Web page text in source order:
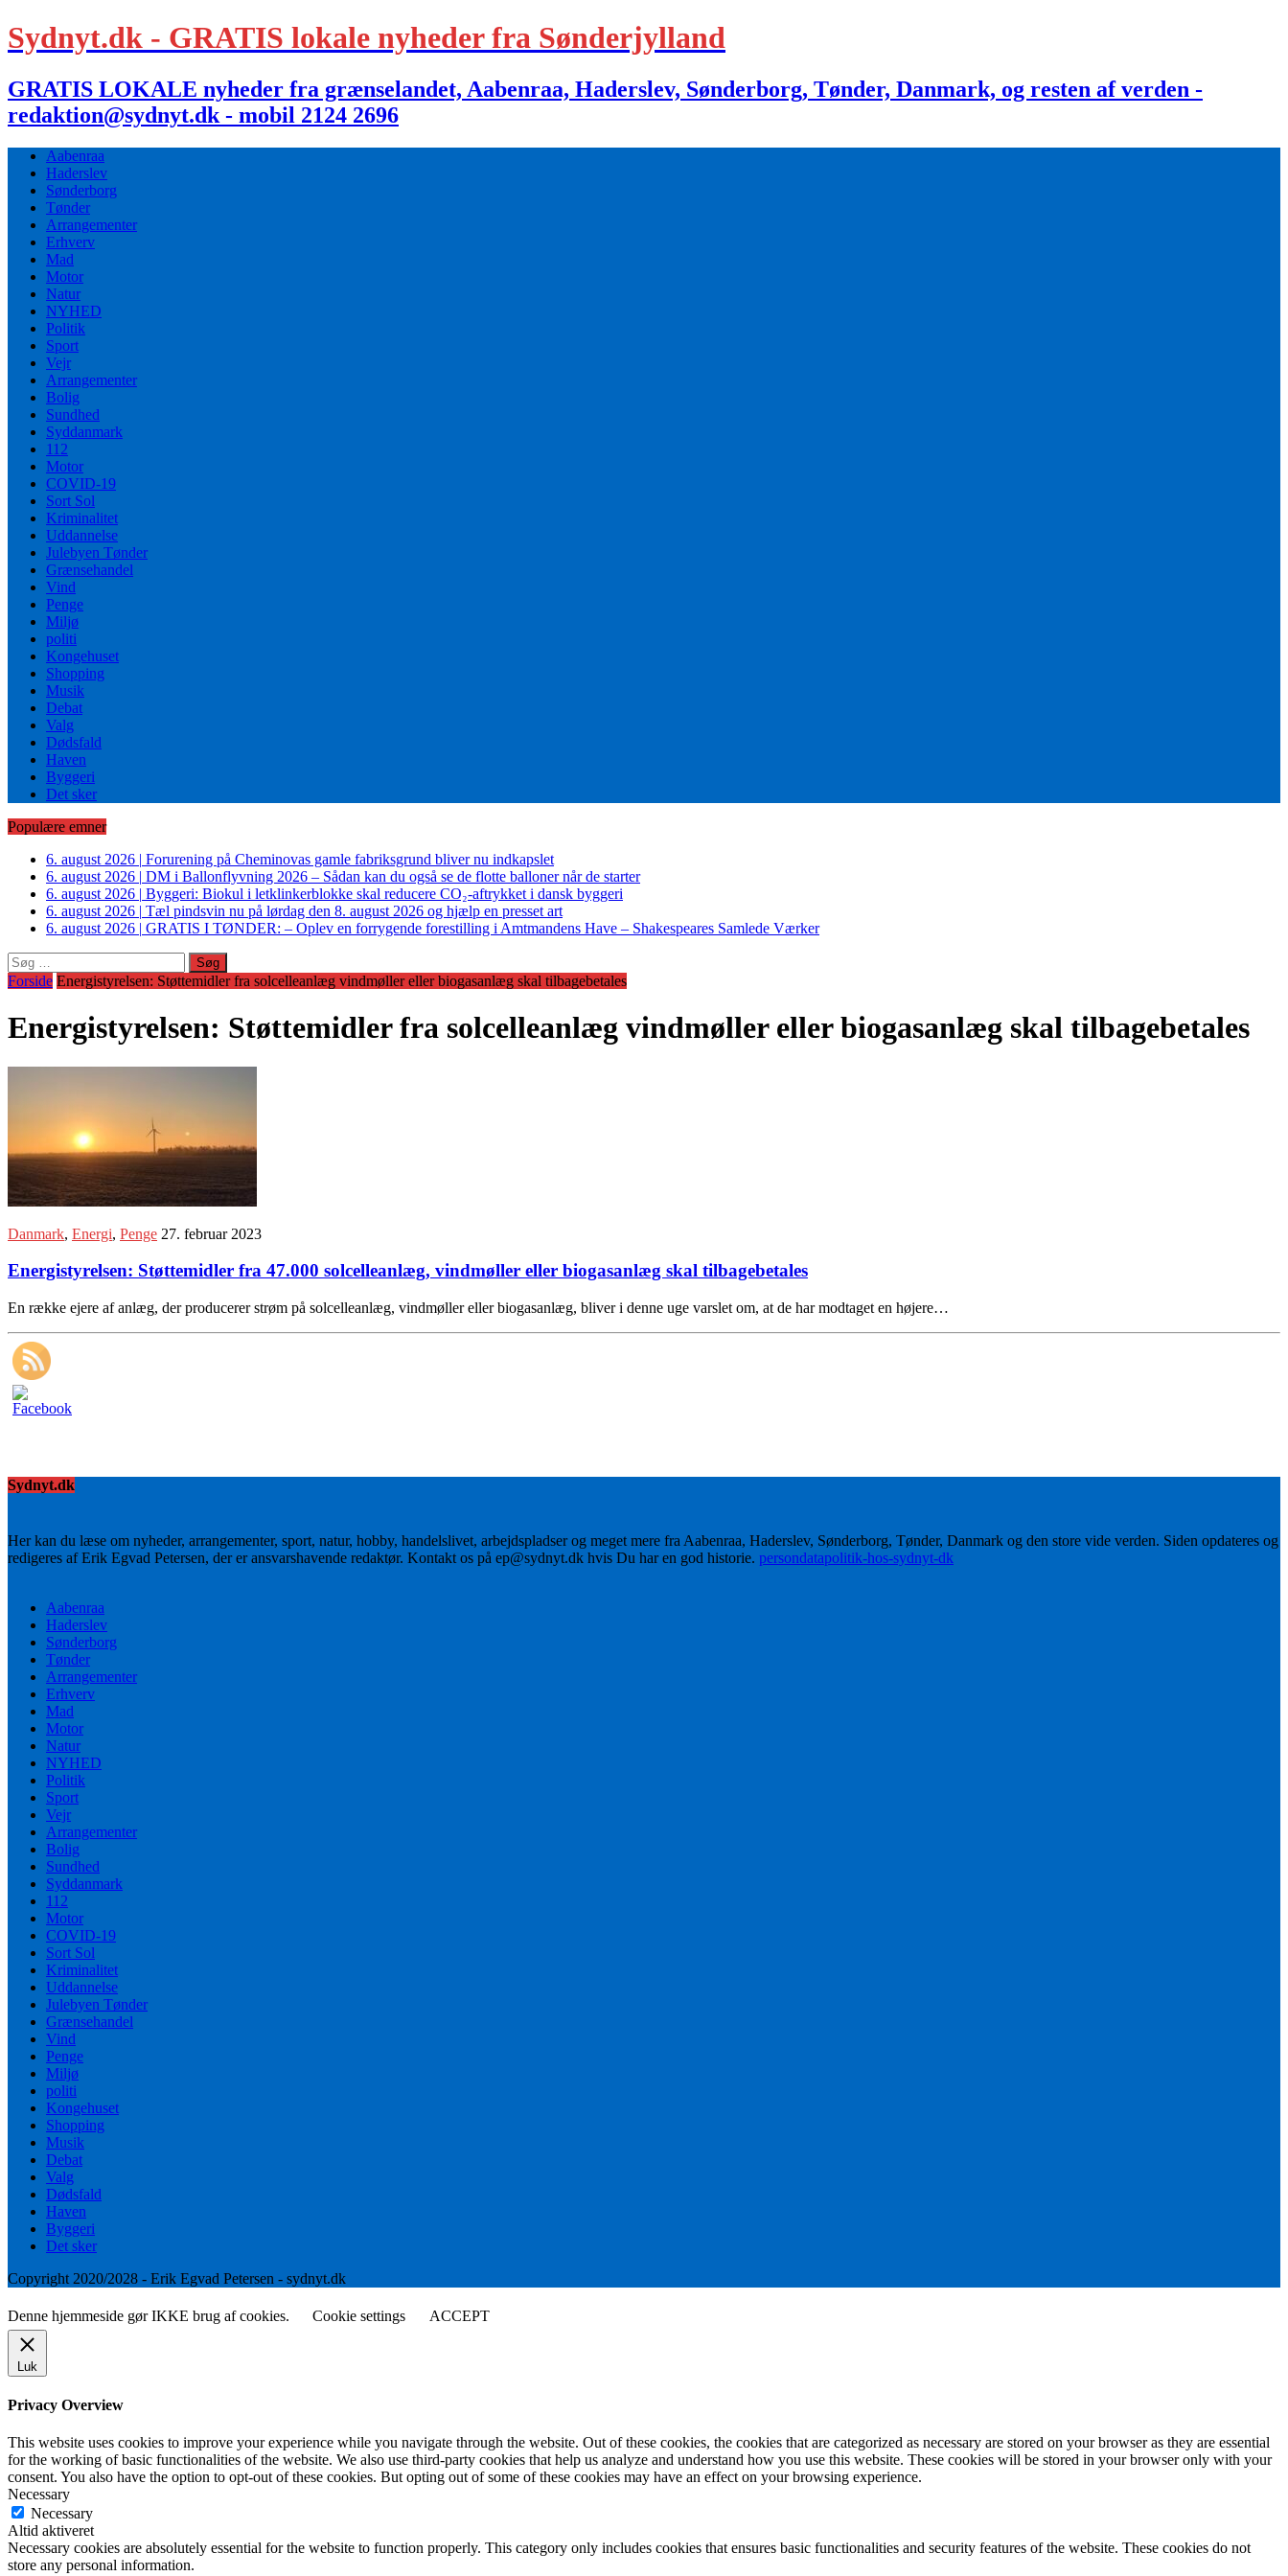
Sydnyt.dk - GRATIS lokale nyheder fra Sønderjylland
GRATIS LOKALE nyheder fra grænselandet, Aabenraa, Haderslev, Sønderborg, Tønder, Danmark, og resten af verden -
redaktion@sydnyt.dk - mobil 2124 2696
Aabenraa
Haderslev
Sønderborg
Tønder
Arrangementer
Erhverv
Mad
Motor
Natur
NYHED
Politik
Sport
Vejr
Arrangementer
Bolig
Sundhed
Syddanmark
112
Motor
COVID-19
Sort Sol
Kriminalitet
Uddannelse
Julebyen Tønder
Grænsehandel
Vind
Penge
Miljø
politi
Kongehuset
Shopping
Musik
Debat
Valg
Dødsfald
Haven
Byggeri
Det sker
Populære emner
6. august 2026 | Forurening på Cheminovas gamle fabriksgrund bliver nu indkapslet
6. august 2026 | DM i Ballonflyvning 2026 – Sådan kan du også se de flotte balloner når de starter
6. august 2026 | Byggeri: Biokul i letklinkerblokke skal reducere CO₂-aftrykket i dansk byggeri
6. august 2026 | Tæl pindsvin nu på lørdag den 8. august 2026 og hjælp en presset art
6. august 2026 | GRATIS I TØNDER: – Oplev en forrygende forestilling i Amtmandens Have – Shakespeares Samlede Værker
Søg
efter:
Forside Energistyrelsen: Støttemidler fra solcelleanlæg vindmøller eller biogasanlæg skal tilbagebetales
Energistyrelsen: Støttemidler fra solcelleanlæg vindmøller eller biogasanlæg skal tilbagebetales
Danmark, Energi, Penge 27. februar 2023
Energistyrelsen: Støttemidler fra 47.000 solcelleanlæg, vindmøller eller biogasanlæg skal tilbagebetales
En række ejere af anlæg, der producerer strøm på solcelleanlæg, vindmøller eller biogasanlæg, bliver i denne uge varslet om, at de har modtaget en højere…
Sydnyt.dk
Her kan du læse om nyheder, arrangementer, sport, natur, hobby, handelslivet, arbejdspladser og meget mere fra Aabenraa, Haderslev, Sønderborg, Tønder, Danmark og den store vide verden. Siden opdateres og
redigeres af Erik Egvad Petersen, der er ansvarshavende redaktør. Kontakt os på ep@sydnyt.dk hvis Du har en god historie. persondatapolitik-hos-sydnyt-dk
Aabenraa
Haderslev
Sønderborg
Tønder
Arrangementer
Erhverv
Mad
Motor
Natur
NYHED
Politik
Sport
Vejr
Arrangementer
Bolig
Sundhed
Syddanmark
112
Motor
COVID-19
Sort Sol
Kriminalitet
Uddannelse
Julebyen Tønder
Grænsehandel
Vind
Penge
Miljø
politi
Kongehuset
Shopping
Musik
Debat
Valg
Dødsfald
Haven
Byggeri
Det sker
Copyright 2020/2028 - Erik Egvad Petersen - sydnyt.dk
Denne hjemmeside gør IKKE brug af cookies. Cookie settings ACCEPT
Luk
Privacy Overview
This website uses cookies to improve your experience while you navigate through the website. Out of these cookies, the cookies that are categorized as necessary are stored on your browser as they are essential
for the working of basic functionalities of the website. We also use third-party cookies that help us analyze and understand how you use this website. These cookies will be stored in your browser only with your
consent. You also have the option to opt-out of these cookies. But opting out of some of these cookies may have an effect on your browsing experience.
Necessary
Necessary
Altid aktiveret
Necessary cookies are absolutely essential for the website to function properly. This category only includes cookies that ensures basic functionalities and security features of the website. These cookies do not
store any personal information.